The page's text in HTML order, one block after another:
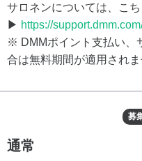
サロネンについては、こち
▶ https://
※ DMMポイント支払い、
合は無料期間が適用されま
募
通常